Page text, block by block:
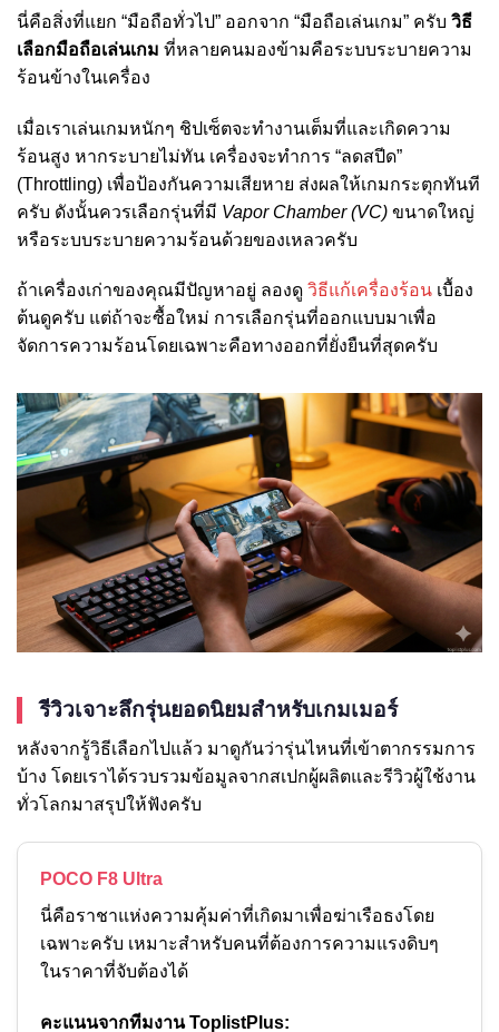
นี่คือสิ่งที่แยก “มือถือทั่วไป” ออกจาก “มือถือเล่นเกม” ครับ วิธี
เลือกมือถือเล่นเกม ที่หลายคนมองข้ามคือระบบระบายความ
ร้อนข้างในเครื่อง
เมื่อเราเล่นเกมหนักๆ ชิปเซ็ตจะทำงานเต็มที่และเกิดความ
ร้อนสูง หากระบายไม่ทัน เครื่องจะทำการ “ลดสปีด”
(Throttling) เพื่อป้องกันความเสียหาย ส่งผลให้เกมกระตุกทันที
ครับ ดังนั้นควรเลือกรุ่นที่มี Vapor Chamber (VC) ขนาดใหญ่
หรือระบบระบายความร้อนด้วยของเหลวครับ
ถ้าเครื่องเก่าของคุณมีปัญหาอยู่ ลองดู วิธีแก้เครื่องร้อน เบื้อง
ต้นดูครับ แต่ถ้าจะซื้อใหม่ การเลือกรุ่นที่ออกแบบมาเพื่อ
จัดการความร้อนโดยเฉพาะคือทางออกที่ยั่งยืนที่สุดครับ
รีวิวเจาะลึกรุ่นยอดนิยมสำหรับเกมเมอร์
หลังจากรู้วิธีเลือกไปแล้ว มาดูกันว่ารุ่นไหนที่เข้าตากรรมการ
บ้าง โดยเราได้รวบรวมข้อมูลจากสเปกผู้ผลิตและรีวิวผู้ใช้งาน
ทั่วโลกมาสรุปให้ฟังครับ
POCO F8 Ultra
นี่คือราชาแห่งความคุ้มค่าที่เกิดมาเพื่อฆ่าเรือธงโดย
เฉพาะครับ เหมาะสำหรับคนที่ต้องการความแรงดิบๆ
ในราคาที่จับต้องได้
คะแนนจากทีมงาน ToplistPlus: